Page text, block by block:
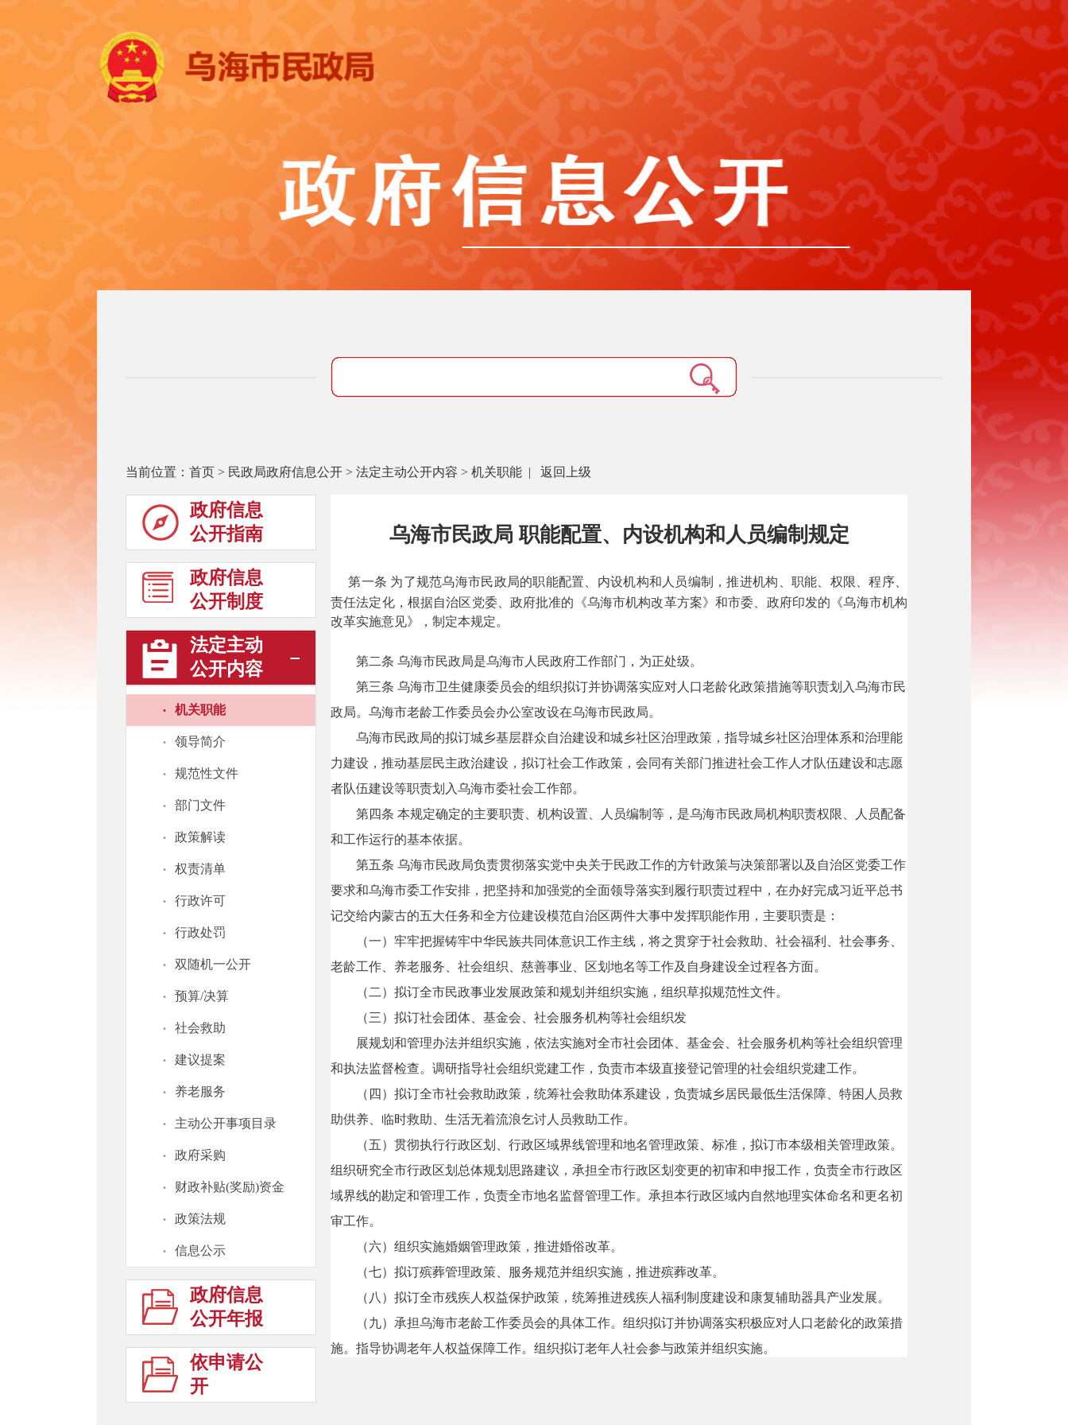
当前位置： 首页 > 民政局政府信息公开 > 法定主动公开内容 > 机关职能 | 返回上级
政府信息
公开指南
政府信息
公开制度
法定主动
公开内容
· 机关职能
· 领导简介
· 规范性文件
· 部门文件
· 政策解读
· 权责清单
· 行政许可
· 行政处罚
· 双随机一公开
· 预算/决算
· 社会救助
· 建议提案
· 养老服务
· 主动公开事项目录
· 政府采购
· 财政补贴(奖励)资金
· 政策法规
· 信息公示
政府信息
公开年报
依申请公
开
乌海市民政局 职能配置、内设机构和人员编制规定
第一条 为了规范乌海市民政局的职能配置、内设机构和人员编制，推进机构、职能、权限、程序、
责任法定化，根据自治区党委、政府批准的《乌海市机构改革方案》和市委、政府印发的《乌海市机构
改革实施意见》，制定本规定。
第二条 乌海市民政局是乌海市人民政府工作部门，为正处级。
第三条 乌海市卫生健康委员会的组织拟订并协调落实应对人口老龄化政策措施等职责划入乌海市民
政局。乌海市老龄工作委员会办公室改设在乌海市民政局。
乌海市民政局的拟订城乡基层群众自治建设和城乡社区治理政策，指导城乡社区治理体系和治理能
力建设，推动基层民主政治建设，拟订社会工作政策，会同有关部门推进社会工作人才队伍建设和志愿
者队伍建设等职责划入乌海市委社会工作部。
第四条 本规定确定的主要职责、机构设置、人员编制等，是乌海市民政局机构职责权限、人员配备
和工作运行的基本依据。
第五条 乌海市民政局负责贯彻落实党中央关于民政工作的方针政策与决策部署以及自治区党委工作
要求和乌海市委工作安排，把坚持和加强党的全面领导落实到履行职责过程中，在办好完成习近平总书
记交给内蒙古的五大任务和全方位建设模范自治区两件大事中发挥职能作用，主要职责是：
（一）牢牢把握铸牢中华民族共同体意识工作主线，将之贯穿于社会救助、社会福利、社会事务、
老龄工作、养老服务、社会组织、慈善事业、区划地名等工作及自身建设全过程各方面。
（二）拟订全市民政事业发展政策和规划并组织实施，组织草拟规范性文件。
（三）拟订社会团体、基金会、社会服务机构等社会组织发
展规划和管理办法并组织实施，依法实施对全市社会团体、基金会、社会服务机构等社会组织管理
和执法监督检查。调研指导社会组织党建工作，负责市本级直接登记管理的社会组织党建工作。
（四）拟订全市社会救助政策，统筹社会救助体系建设，负责城乡居民最低生活保障、特困人员救
助供养、临时救助、生活无着流浪乞讨人员救助工作。
（五）贯彻执行行政区划、行政区域界线管理和地名管理政策、标准，拟订市本级相关管理政策。
组织研究全市行政区划总体规划思路建议，承担全市行政区划变更的初审和申报工作，负责全市行政区
域界线的勘定和管理工作，负责全市地名监督管理工作。承担本行政区域内自然地理实体命名和更名初
审工作。
（六）组织实施婚姻管理政策，推进婚俗改革。
（七）拟订殡葬管理政策、服务规范并组织实施，推进殡葬改革。
（八）拟订全市残疾人权益保护政策，统筹推进残疾人福利制度建设和康复辅助器具产业发展。
（九）承担乌海市老龄工作委员会的具体工作。组织拟订并协调落实积极应对人口老龄化的政策措
施。指导协调老年人权益保障工作。组织拟订老年人社会参与政策并组织实施。